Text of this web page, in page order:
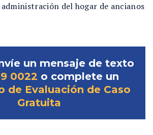
del hogar de ancianos
un mensaje de texto
0022 o complete un
de Evaluación de Caso
Gratuita